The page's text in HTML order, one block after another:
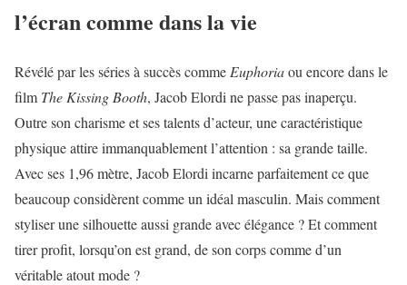
l’écran comme dans la vie
Révélé par les séries à succès comme Euphoriaou encore dans le
film The Kissing Booth, Jacob Elordi ne passe pas inaperçu.
Outre son charisme et ses talents d’acteur, une caractéristique
physique attire immanquablement l’attention : sa grande taille.
Avec ses 1,96 mètre, Jacob Elordi incarne parfaitement ce que
beaucoup considèrent comme un idéal masculin. Mais comment
styliser une silhouette aussi grande avec élégance ? Et comment
tirer profit, lorsqu’on est grand, de son corps comme d’un
véritable atout mode ?